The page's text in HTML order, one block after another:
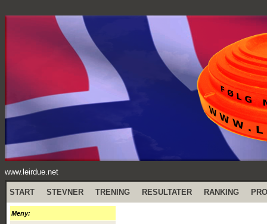
www.leirdue.net
START STEVNER TRENING RESULTATER RANKING
Meny: